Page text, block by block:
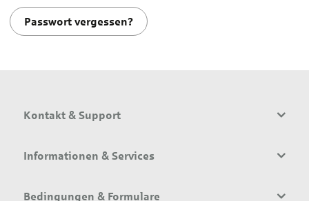
Passwort vergessen?
Kontakt & Support
Informationen & Services
Bedingungen & Formulare